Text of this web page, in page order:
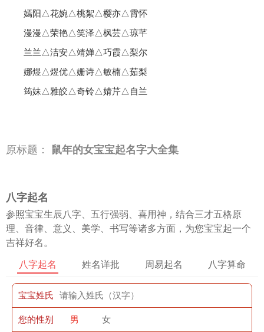
嫣阳△花婉△桃絮△樱亦△霄怀
漫漫△荣艳△笑泽△枫芸△琼芊
兰兰△洁安△靖婵△巧霞△梨尔
娜煜△煜优△姗诗△敏楠△茹梨
筠妹△雅皎△奇铃△婧芹△自兰
原标题： 鼠年的女宝宝起名字大全集
八字起名
参照宝宝生辰八字、五行强弱、喜用神，结合三才五格原
理、音律、意义、美学、书写等诸多方面，为您宝宝起一个
吉祥好名。
八字起名 姓名详批 周易起名 八字算命
宝宝姓氏
您的性别 男 女